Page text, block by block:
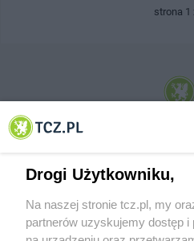
strona 1
© 2001-2026 Tczew - TCZ.PL Sp. z o.o.
Drogi Użytkowniku,
Na naszej stronie tcz.pl, my
partnerów uzyskujemy dostęp